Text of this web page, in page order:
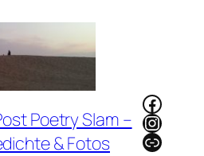
Poetry Slam –
& Fotos
Link